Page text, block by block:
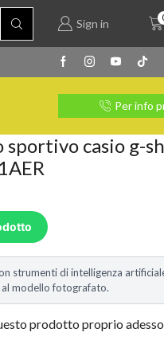
Sign in
Per info
sportivo casio g-
strumenti di intelligenza
modello fotografato.
prodotto proprio adesso